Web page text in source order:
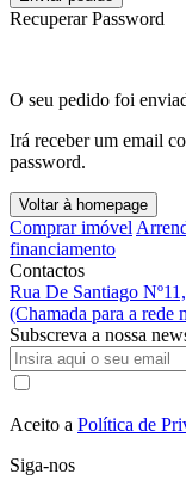
Recuperar Password
O seu pedido foi
Irá receber um email
password.
Voltar à homepage
Comprar imóvel
financiamento
Contactos
Rua De Santiago
(Chamada para a rede
Subscreva a nossa
Aceito a Política de
Siga-nos